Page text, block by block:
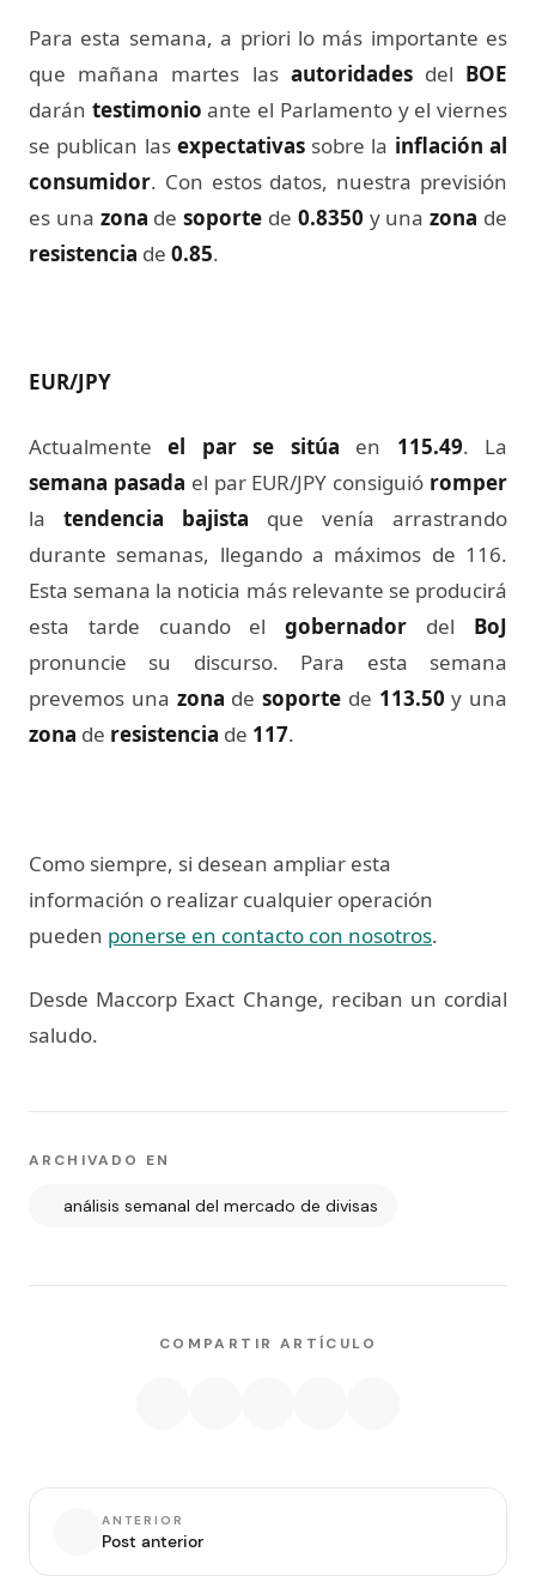
Para esta semana, a priori lo más importante es
que mañana martes las autoridadesdel BOE
darán testimonioante el Parlamento y el viernes
se publican las expectativassobre la inflación al
consumidor. Con estos datos, nuestra previsión
es una zona desoporte de 0.8350 y unazona de
resistencia de 0.85.
EUR/JPY
Actualmenteel par se sitúa en 115.49. La
semana pasada el par EUR/JPY consiguió romper
la tendencia bajista que venía arrastrando
durante semanas, llegando a máximos de 116.
Esta semana la noticia más relevante se producirá
esta tarde cuando elgobernador del BoJ
pronuncie su discurso. Para esta semana
prevemos una zona de soporte de 113.50 y una
zona de resistencia de 117.
Como siempre, si desean ampliar esta
información o realizar cualquier operación
pueden ponerse en contacto con nosotros.
Desde Maccorp Exact Change, reciban un cordial
saludo.
ARCHIVADO EN
análisis semanal del mercado de divisas
COMPARTIR ARTÍCULO
ANTERIOR
Post anterior